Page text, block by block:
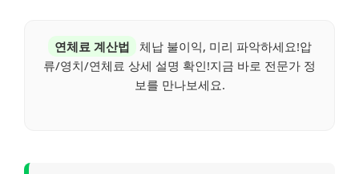
연체료 계산법
체납 불이익, 미리 파악하세요!압
류/영치/연체료 상세 설명 확인!지금 바로 전문가 정
보를 만나보세요.